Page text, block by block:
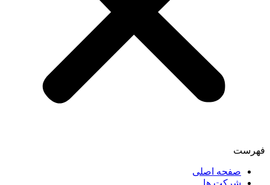
فهرست
صفحه اصلی
شرکت ها